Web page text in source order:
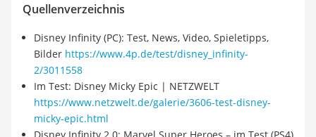
Quellenverzeichnis
Disney Infinity (PC): Test, News, Video, Spieletipps,
Bilder https://www.4p.de/test/disney_infinity-
2/3011558
Im Test: Disney Micky Epic | NETZWELT
https://www.netzwelt.de/galerie/3606-test-disney-
micky-epic.html